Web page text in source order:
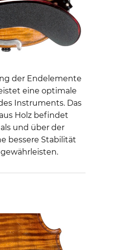
der Endelemente
eine optimale
Instruments. Das
Holz befindet
und über der
bessere Stabilität